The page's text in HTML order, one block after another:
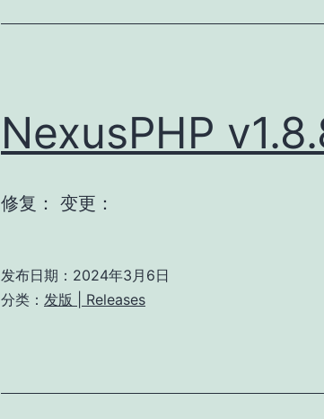
NexusPHP
修复： 变更：
发布日期： 2024年3月6日
分类： 发版 | Releases